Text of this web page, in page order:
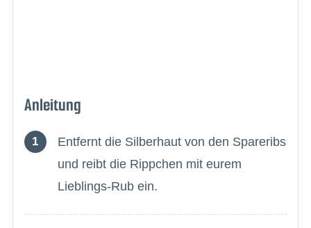
Anleitung
Entfernt die Silberhaut von den Spareribs
und reibt die Rippchen mit eurem
Lieblings-Rub ein.